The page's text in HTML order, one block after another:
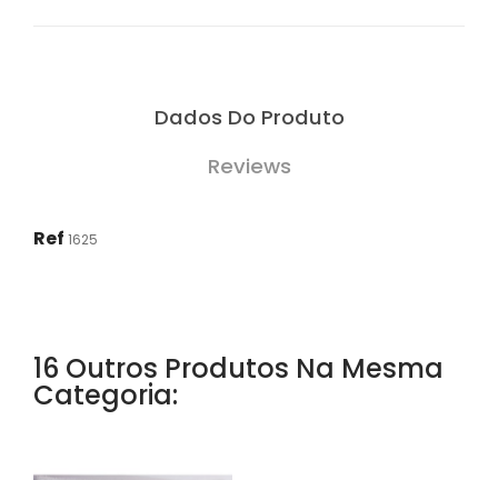
Dados Do Produto
Reviews
Ref 1625
16 Outros Produtos Na Mesma
Categoria: